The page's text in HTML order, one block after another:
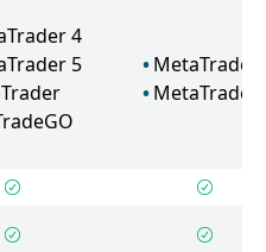
4
5
MetaTrader
MetaTrader